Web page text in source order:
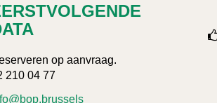
op aanvraag.
210 04 77